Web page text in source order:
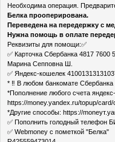
Необходима операция.
Белка прооперирована.
Переведена на передержку с
Нужна помощь в оплате
Реквизиты для помощи:✅
✅ Карточка Сбербанка 4817 7600
Марина Сепповна Ш.
✅ Яндекс-кошелек
* ‼ В любом банкомате Сбербанка
*Пополнение любого счета
https://money.yandex.ru/topup/card/
*Другие способы: https://
✅ Пополнить голодный телефон
✅ Webmoney с пометкой "Белка"